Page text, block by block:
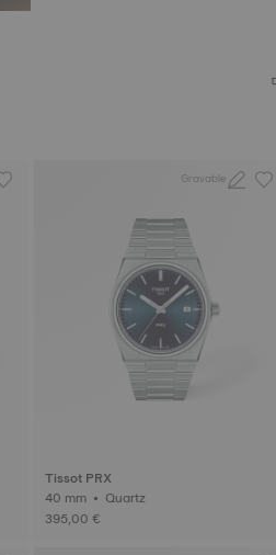
Gravable
Tissot PRX
40 mm • Quartz
395,00 €